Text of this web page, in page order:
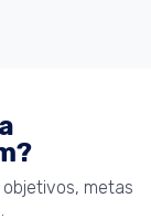
objetivos, metas